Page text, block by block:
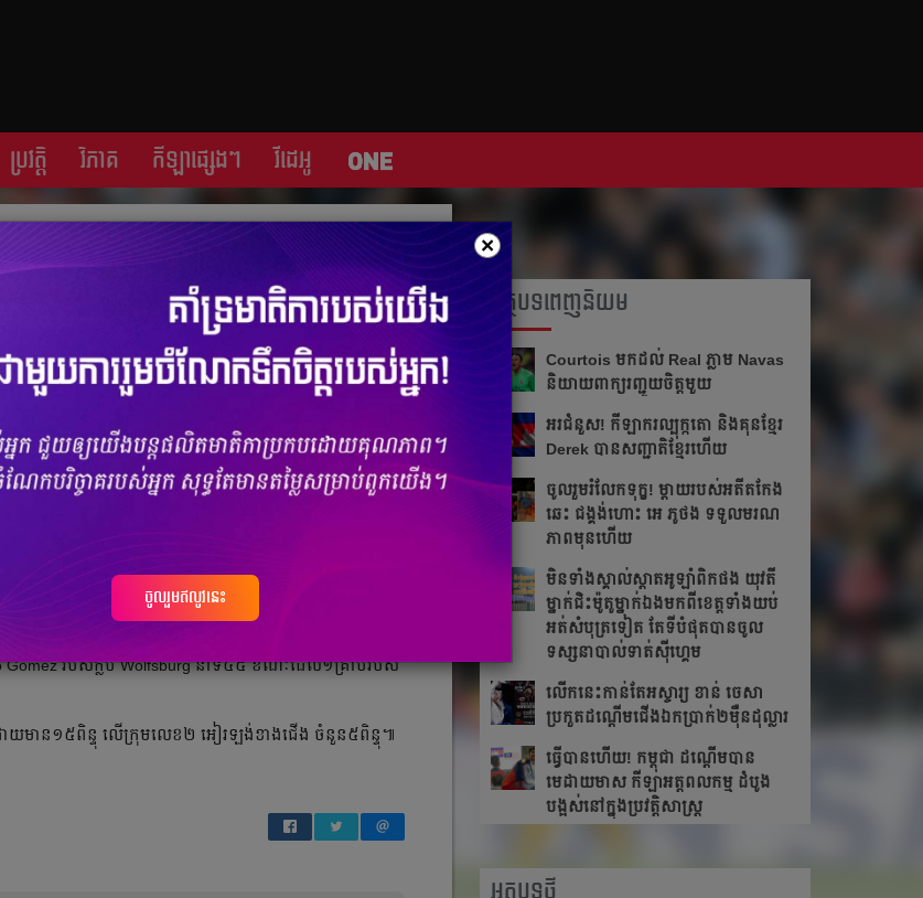
ប្រវត្តិ​​ វិភាគ កីឡា​ផ្សេង​ៗ វីដេអូ
ះ​​លីទុយអានី ​២-០ ​យប់​មិញ
ចំនួនមតិ0| ចំនួនចែករំលែក 0
ក្នុង​ការ​ប្រកួត​ជម្រុះ​ World Cup 2018 ​​​ពូល​ F ​នា​កីឡដ្ឋាន​​
រាប់​ទី​១ នាទី​២១ ​​​ស៊ុត​ដោយ​ខ្សែ​ប្រយុទ្ធ ​Jermain Defoe។
ដំបូង​ឡើង​វិញ ​បើ​គិត​តាំង​ពី​ឆ្នាំ​២០១៣។ ​រីឯ​គ្រាប់​ទី​២ ​ស៊ុត​ដោយ​
ពី​ខ្សែ​បម្រើ​ Adam Lallana ​របស់​ក្លឹប​ Liverpool ​បញ្ជូន​​ឲ្យ។
មាន​១៣​ពិន្ទុ ​លើ​ក្រុម​លេខ​២ ​​ស្លូវ៉ាគី ​មាន​៩​ពិន្ទុ។
ដែក​អាល្លឺម៉ង់​ ​បាន​បំបាក់​ អាហ្សេបៃហ្សង់​ ៤-១ ​ក្នុង​ការ​ប្រកួត​​
ក្លឹប​ Borussia Dortmund ​២​គ្រាប់​ម្នាក់​ឯង​ នាទី​ (១៩, ៨១),
Gomez ​របស់​ក្លឹប​ Wolfsburg ​នាទី​៤៥ ខណៈ​ដែល​១​គ្រាប់​របស់​​
យ​មាន​១៥​ពិន្ទុ​ ​លើ​ក្រុម​លេខ​២ ​អៀរឡង់​ខាង​ជើង​ ចំនួន​៥​ពិន្ទុ៕
អត្ថបទពេញនិយម
Courtois មក​ដល់​ Real ភ្លាម​​ Navas
និយាយ​ពាក្យ​រញ្ជួយ​ចិត្ត​មួយ​
អរ​ជំនួស!​ កីឡាករ​ល្បុក្កតោ​ និង​គុន​ខ្មែរ​
Derek​ បាន​សញ្ជាតិ​ខ្មែរ​ហើយ​
ចូលរួម​រំលែក​ទុក្ខ​! ម្ដាយ​របស់​អតីត​កែង​
ឆេះ​ ជង្គង់​ហោះ​ អេ​ ភូថង​ ទទួល​មរណ
ភាព​មុន​ហើយ
មិនទាំងស្គាល់ស្តាតអូឡាំពិកផង យុវតី
ម្នាក់ជិះម៉ូតូម្នាក់ឯងមកពីខេត្ត​ទាំង​យប់
អត់សំបុត្រទៀត តែ​ទី​បំផុត​បាន​ចូល​
ទស្សនា​បាល់ទាត់ស៊ីហ្គេម
លើក​នេះ​កាន់​តែ​អស្ចារ្យ ខាន់ ចេសា
ប្រកួត​ដណ្តើម​ជើង​ឯកប្រាក់២ម៉ឺនដុល្លារ​
ធ្វើបានហើយ! កម្ពុជា ដណ្តើមបាន
មេដាយមាស កីឡាអត្តពលកម្ម ដំបូង
បង្អស់នៅក្នុងប្រវត្តិសាស្រ្ត
អត្ថបទថ្មី
×
ចូលរួមឥលូវនេះ